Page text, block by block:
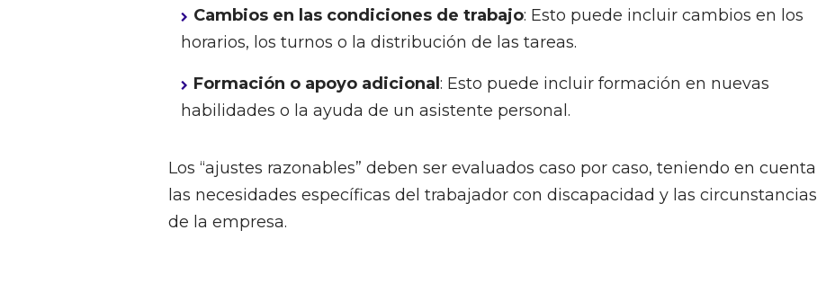
Cambios en las condiciones de trabajo: Esto puede incluir cambios en los
horarios, los turnos o la distribución de las tareas.
Formación o apoyo adicional : Esto puede incluir formación en nuevas
habilidades o la ayuda de un asistente personal.
Los “ajustes razonables” deben ser evaluados caso por caso, teniendo en cuenta
las necesidades específicas del trabajador con discapacidad y las circunstancias
de la empresa.